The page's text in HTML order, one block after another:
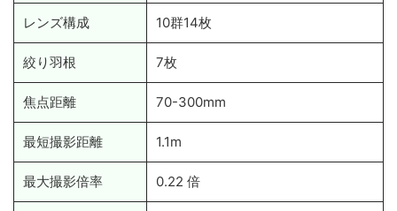
レンズ構成 10群14枚
絞り羽根 7枚
焦点距離 70-300mm
最短撮影距離 1.1m
最大撮影倍率 0.22 倍